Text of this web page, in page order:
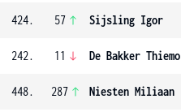
424. 57 Sijsling Igor
242. 11 De Bakker Thiemo
448. 287 Niesten Miliaan